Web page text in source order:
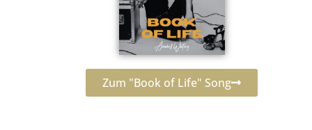
Zum "Book of Life" Song